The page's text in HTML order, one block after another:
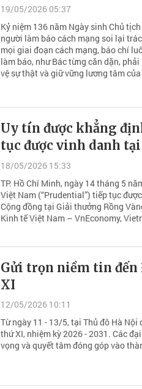
19/05/2026 05:37
Kỷ niệm 136 năm Ngày sinh Chủ
người làm báo cách mạng soi lại
mọi giai đoạn cách mạng, báo chí
làm báo, như Bác từng căn dặn,
vệ sự thật và giữ vững lương tâm
Uy tín được khẳng
tục được vinh danh
18/05/2026 15:33
TP. Hồ Chí Minh, ngày 14 tháng 5
Việt Nam (“Prudential”) tiếp tục
Cộng đồng tại Giải thưởng Rồng
Kinh tế Việt Nam – VnEconomy,
Gửi trọn niềm tin
XI
12/05/2026 10:11
Từ ngày 11 - 13/5, tại Thủ đô Hà
thứ XI, nhiệm kỳ 2026 - 2031. Các
vọng và quyết tâm đóng góp vào